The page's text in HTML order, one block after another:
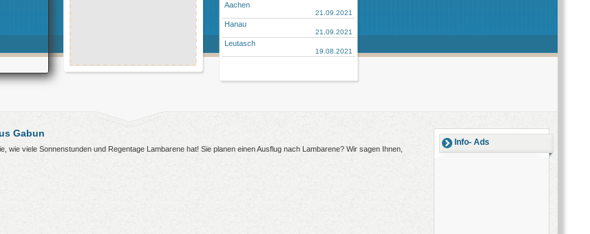
Aachen
21.09.2021
Hanau
21.09.2021
Leutasch
19.08.2021
Info- Ads
Gabun
wie viele Sonnenstunden und Regentage Lambarene hat! Sie planen einen Ausflug nach Lambarene? Wir sagen Ihnen,